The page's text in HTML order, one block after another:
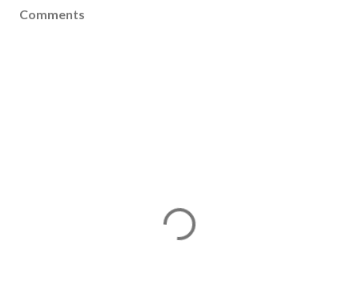
Comments